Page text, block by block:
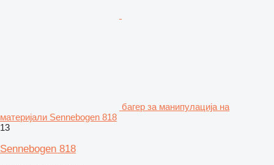
багер за манипулација на
материјали Sennebogen 818
13
Sennebogen 818